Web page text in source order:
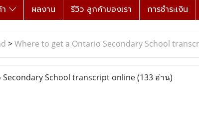
ผลงาน รีวิว ลูกค้าของเรา การชำระเงิน
>Where to get a Ontario Secondary School
School transcript online(133 อ่าน)